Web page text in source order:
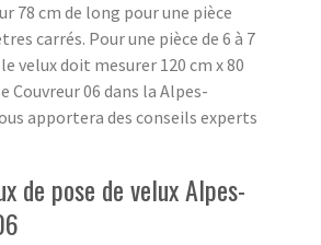
78 cm de long pour une pièce
carrés. Pour une pièce de 6 à 7
velux doit mesurer 120 cm x 80
Couvreur 06 dans la Alpes-
apportera des conseils experts
de pose de velux Alpes-